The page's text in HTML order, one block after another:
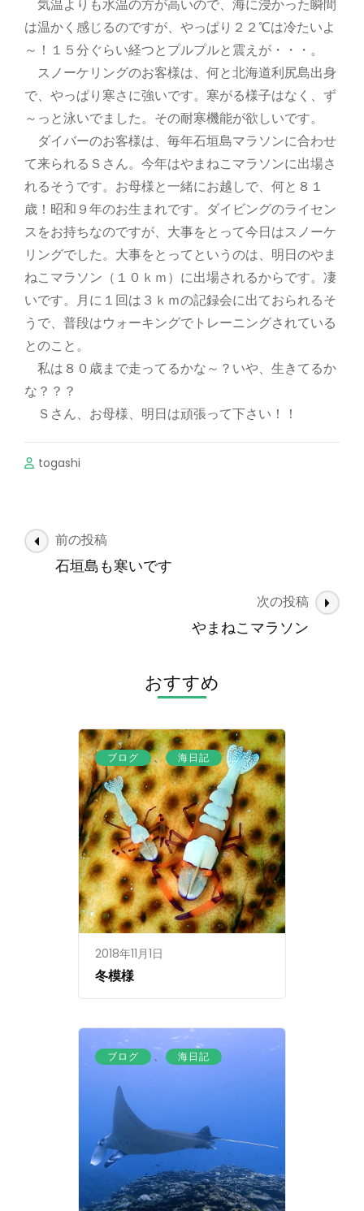
気温よりも水温の方が高いので、海に浸かった瞬間
は温かく感じるのですが、やっぱり２２℃は冷たいよ
～！１５分ぐらい経つとプルプルと震えが・・・。
スノーケリングのお客様は、何と北海道利尻島出身
で、やっぱり寒さに強いです。寒がる様子はなく、ず
～っと泳いでました。その耐寒機能が欲しいです。
ダイバーのお客様は、毎年石垣島マラソンに合わせ
て来られるＳさん。今年はやまねこマラソンに出場さ
れるそうです。お母様と一緒にお越しで、何と８１
歳！昭和９年のお生まれです。ダイビングのライセン
スをお持ちなのですが、大事をとって今日はスノーケ
リングでした。大事をとってというのは、明日のやま
ねこマラソン（１０ｋｍ）に出場されるからです。凄
いです。月に１回は３ｋｍの記録会に出ておられるそ
うで、普段はウォーキングでトレーニングされている
とのこと。
私は８０歳まで走ってるかな～？いや、生きてるか
な？？？
Ｓさん、お母様、明日は頑張って下さい！！
togashi
投
稿
前の投稿
石垣島も寒いです
次の投稿
やまねこマラソン
おすすめ
ブログ 、 海日記
2018年11月1日
冬模様
ブログ 、 海日記